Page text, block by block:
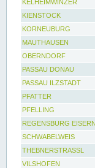
KELHEIMWINZER
KIENSTOCK
KORNEUBURG
MAUTHAUSEN
OBERNDORF
PASSAU DONAU
PASSAU ILZSTADT
PFATTER
PFELLING
REGENSBURG
SCHWABELWEIS
THEBNERSTRASSL
VILSHOFEN